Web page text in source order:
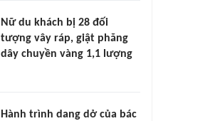
Nữ du khách bị 28 đối
tượng vây ráp, giật phăng
dây chuyền vàng 1,1 lượng
Hành trình dang dở của bác